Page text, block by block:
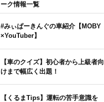
ーク情報一覧
#みぃぱーきんぐの車紹介【MOBY
×YouTuber】
【車のクイズ】初心者から上級者向
けまで幅広く出題！
【くるまTips】運転の苦手意識を